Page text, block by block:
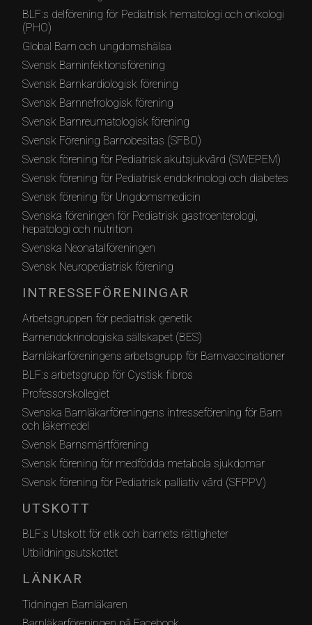
BLF:s delförening för Pediatrisk hematologi och onkologi
(PHO)
Global Barn och ungdomshälsa
Svensk Barninfektionsförening
Svensk Barnkardiologisk förening
Svensk Barnnefrologisk förening
Svensk Barnreumatologisk förening
Svensk Förening Barnobesitas (SFBO)
Svensk förening för Pediatrisk akutsjukvård (SWEPEM)
Svensk förening för Pediatrisk endokrinologi och diabetes
Svensk förening för Ungdomsmedicin
Svenska föreningen för Pediatrisk gastroenterologi,
hepatologi och nutrition
Svenska Neonatalföreningen
Svensk Neuropediatrisk förening
INTRESSEFÖRENINGAR
Arbetsgruppen för pediatrisk genetik
Barnendokrinologiska sällskapet (BES)
Barnläkarföreningens arbetsgrupp för Barnvaccinationer
BLF:s arbetsgrupp för Cystisk fibros
Professorskollegiet
Svenska Barnläkarföreningens intresseförening för Barn
och läkemedel
Svensk Barnsmärtförening
Svensk förening för medfödda metabola sjukdomar
Svensk förening för Pediatrisk palliativ vård (SFPPV)
UTSKOTT
BLF:s Utskott för etik och barnets rättigheter
Utbildningsutskottet
LÄNKAR
Tidningen Barnläkaren